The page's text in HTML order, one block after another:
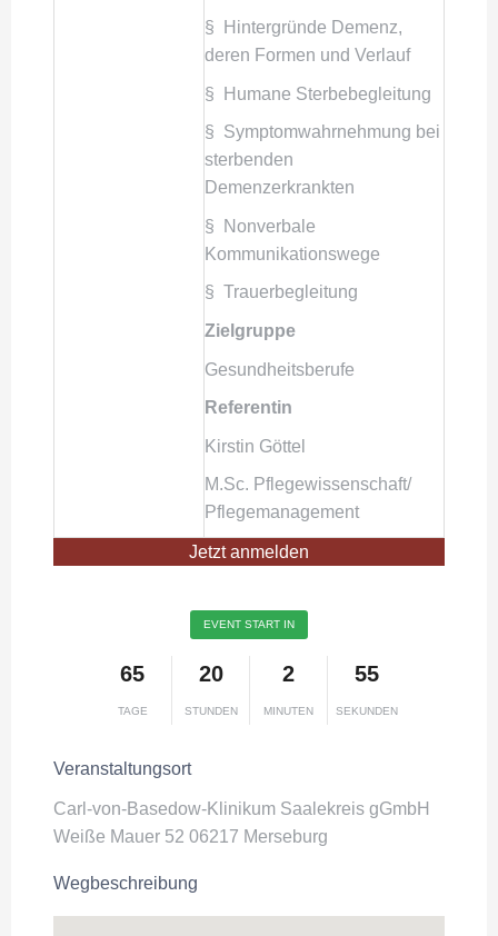
§ Hintergründe Demenz,
deren Formen und Verlauf
§ Humane Sterbebegleitung
§ Symptomwahrnehmung bei
sterbenden
Demenzerkrankten
§ Nonverbale
Kommunikationswege
§ Trauerbegleitung
Zielgruppe
Gesundheitsberufe
Referentin
Kirstin Göttel
M.Sc. Pflegewissenschaft/
Pflegemanagement
Jetzt anmelden
EVENT START IN
65
TAGE
20
STUNDEN
2
MINUTEN
55
SEKUNDEN
Veranstaltungsort
Carl-von-Basedow-Klinikum Saalekreis gGmbH
Weiße Mauer 52 06217 Merseburg
Wegbeschreibung